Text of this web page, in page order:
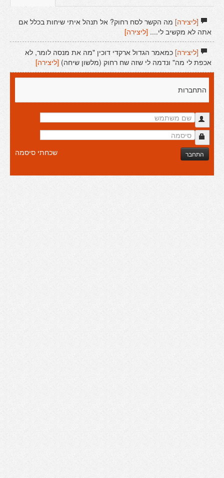
[ליצירה]מה הקשר לסח רחוק? אל תנהל איתי שיחות בכלל אם
אתה לא מקשיב לי.... [ליצירה]
[ליצירה]כמאמר הגדול ארקדי דוכין "מה את מנסה לומר, לא
אכפת לי מה" ונדמה לי שזה שח רחוק (מלשון שיחה) [ליצירה]
התחברות
התחבר שכחתי סיסמה